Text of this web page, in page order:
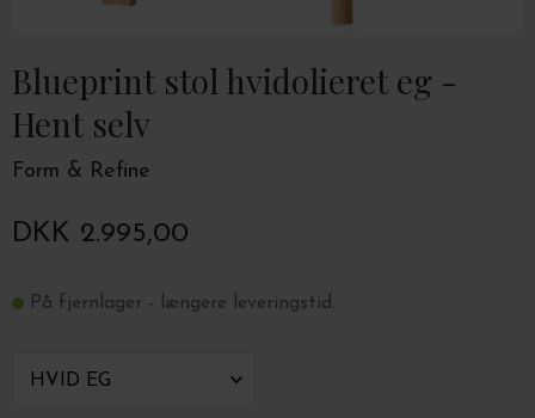
Blueprint stol hvidolieret eg -
Hent selv
Form & Refine
DKK 2.995,00
På fjernlager - længere leveringstid.